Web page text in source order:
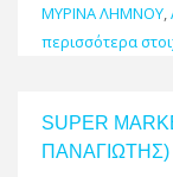
ΜΥΡΙΝΑ ΛΗΜΝΟΥ,
περισσότερα
SUPER
ΠΑΝΑΓΙΩΤΗΣ)